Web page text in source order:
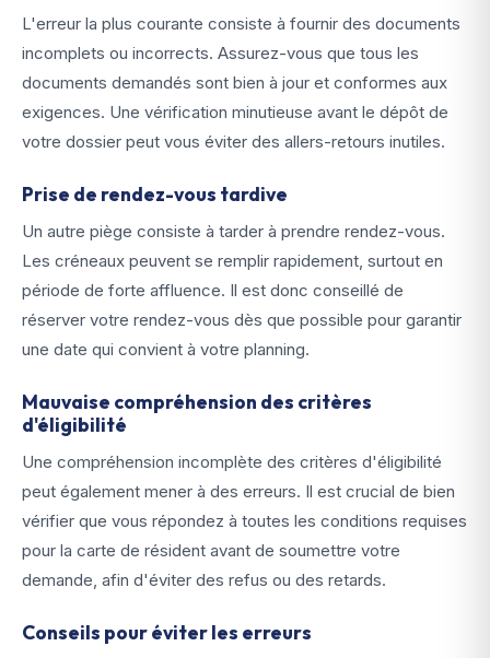
L'erreur la plus courante consiste à fournir des documents
incomplets ou incorrects. Assurez-vous que tous les
documents demandés sont bien à jour et conformes aux
exigences. Une vérification minutieuse avant le dépôt de
votre dossier peut vous éviter des allers-retours inutiles.
Prise de rendez-vous tardive
Un autre piège consiste à tarder à prendre rendez-vous.
Les créneaux peuvent se remplir rapidement, surtout en
période de forte affluence. Il est donc conseillé de
réserver votre rendez-vous dès que possible pour garantir
une date qui convient à votre planning.
Mauvaise compréhension des critères
d'éligibilité
Une compréhension incomplète des critères d'éligibilité
peut également mener à des erreurs. Il est crucial de bien
vérifier que vous répondez à toutes les conditions requises
pour la carte de résident avant de soumettre votre
demande, afin d'éviter des refus ou des retards.
Conseils pour éviter les erreurs